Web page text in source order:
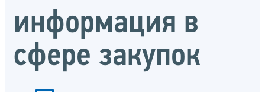
информация в
сфере закупок